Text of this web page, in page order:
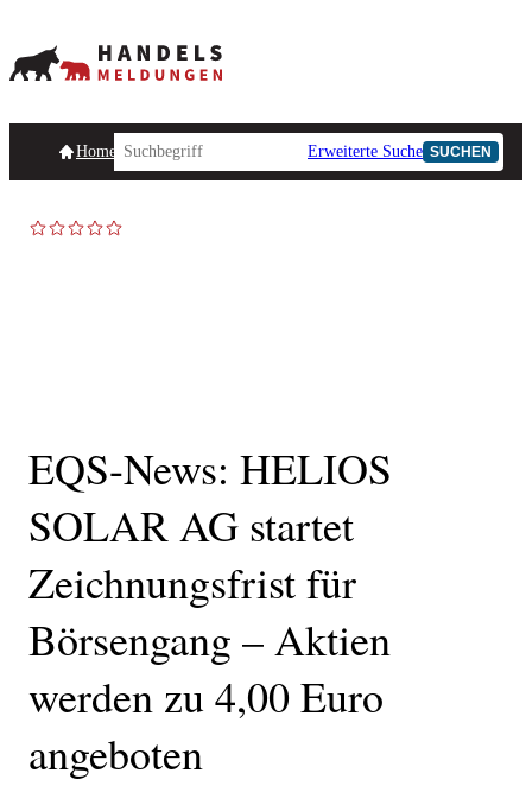
HomepageHandelsmeldungen Ad-Hoc-Meldungen
Erweiterte Suche SUCHEN
EQS-News: HELIOS
SOLAR AG startet
Zeichnungsfrist für
Börsengang – Aktien
werden zu 4,00 Euro
angeboten